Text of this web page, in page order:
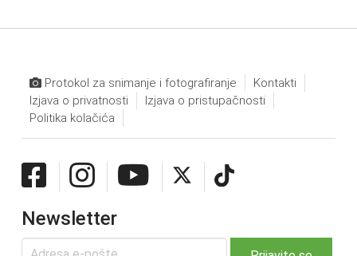
Protokol za snimanje i fotografiranje
Kontakti
Izjava o privatnosti
Izjava o pristupačnosti
Politika kolačića
Newsletter